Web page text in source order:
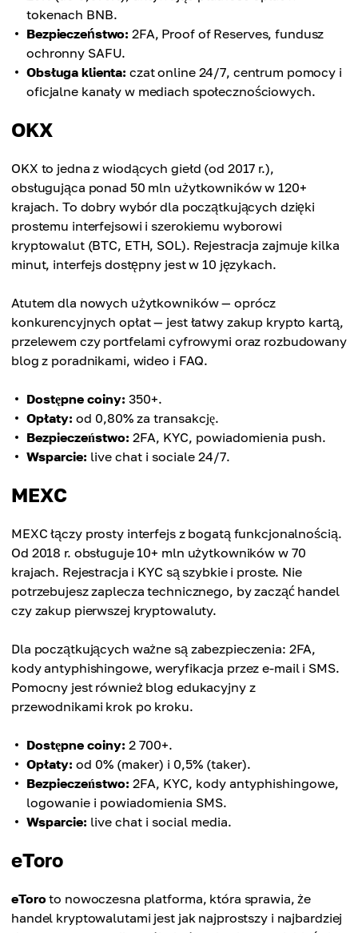
tokenach BNB.
Bezpieczeństwo: 2FA, Proof of Reserves, fundusz
ochronny SAFU.
Obsługa klienta: czat online 24/7, centrum pomocy i
oficjalne kanały w mediach społecznościowych.
OKX
OKX to jedna z wiodących giełd (od 2017 r.),
obsługująca ponad 50 mln użytkowników w 120+
krajach. To dobry wybór dla początkujących dzięki
prostemu interfejsowi i szerokiemu wyborowi
kryptowalut (BTC, ETH, SOL). Rejestracja zajmuje kilka
minut, interfejs dostępny jest w 10 językach.
Atutem dla nowych użytkowników — oprócz
konkurencyjnych opłat — jest łatwy zakup krypto kartą,
przelewem czy portfelami cyfrowymi oraz rozbudowany
blog z poradnikami, wideo i FAQ.
Dostępne coiny: 350+.
Opłaty: od 0,80% za transakcję.
Bezpieczeństwo: 2FA, KYC, powiadomienia push.
Wsparcie: live chat i sociale 24/7.
MEXC
MEXC łączy prosty interfejs z bogatą funkcjonalnością.
Od 2018 r. obsługuje 10+ mln użytkowników w 70
krajach. Rejestracja i KYC są szybkie i proste. Nie
potrzebujesz zaplecza technicznego, by zacząć handel
czy zakup pierwszej kryptowaluty.
Dla początkujących ważne są zabezpieczenia: 2FA,
kody antyphishingowe, weryfikacja przez e-mail i SMS.
Pomocny jest również blog edukacyjny z
przewodnikami krok po kroku.
Dostępne coiny: 2 700+.
Opłaty: od 0% (maker) i 0,5% (taker).
Bezpieczeństwo: 2FA, KYC, kody antyphishingowe,
logowanie i powiadomienia SMS.
Wsparcie: live chat i social media.
eToro
eToroto nowoczesna platforma, która sprawia, że
handel kryptowalutami jest jak najprostszy i najbardziej